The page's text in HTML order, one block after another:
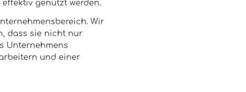
genutzt werden.
Wir
dass sie nicht nur
Unternehmens
und einer